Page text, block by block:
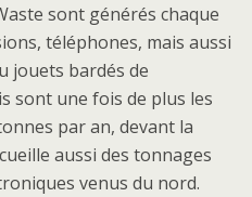
sont générés chaque
téléphones, mais aussi
jouets bardés de
sont une fois de plus les
par an, devant la
aussi des tonnages
venus du nord.